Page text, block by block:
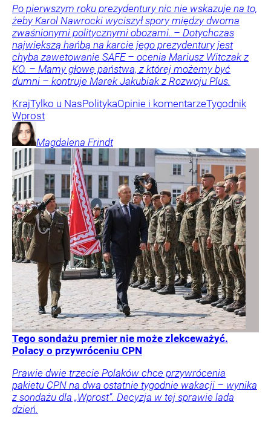
Po pierwszym roku prezydentury nic nie wskazuje na to,
żeby Karol Nawrocki wyciszył spory między dwoma
zwaśnionymi politycznymi obozami. – Dotychczas
największą hańbą na karcie jego prezydentury jest
chyba zawetowanie SAFE – ocenia Mariusz Witczak z
KO. – Mamy głowę państwa, z której możemy być
dumni – kontruje Marek Jakubiak z Rozwoju Plus.
KrajTylko u NasPolitykaOpinie i komentarzeTygodnik
Wprost
Magdalena Frindt
Tego sondażu premier nie może zlekceważyć.
Polacy o przywróceniu CPN
Prawie dwie trzecie Polaków chce przywrócenia
pakietu CPN na dwa ostatnie tygodnie wakacji – wynika
z sondażu dla „Wprost”. Decyzja w tej sprawie lada
dzień.